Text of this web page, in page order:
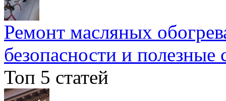
Ремонт масляных
безопасности и полезные
Топ 5 статей